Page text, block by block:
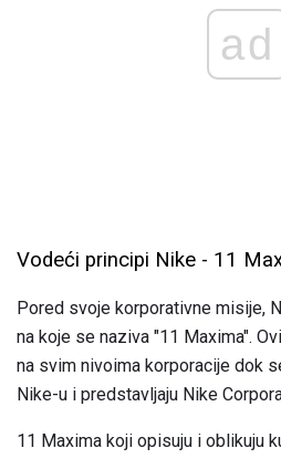
ad
Vodeći principi Nike - 11
Pored svoje korporativne misije,
na koje se naziva "11 Maxima".
na svim nivoima korporacije dok
Nike-u i predstavljaju Nike
11 Maxima koji opisuju i oblikuju